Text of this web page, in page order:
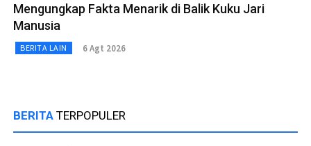
Mengungkap Fakta Menarik di Balik Kuku Jari
Manusia
BERITA LAIN 6 Agt 2026
BERITA TERPOPULER